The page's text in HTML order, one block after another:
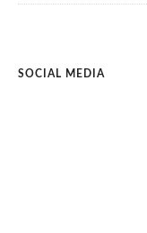
SOCIAL MEDIA